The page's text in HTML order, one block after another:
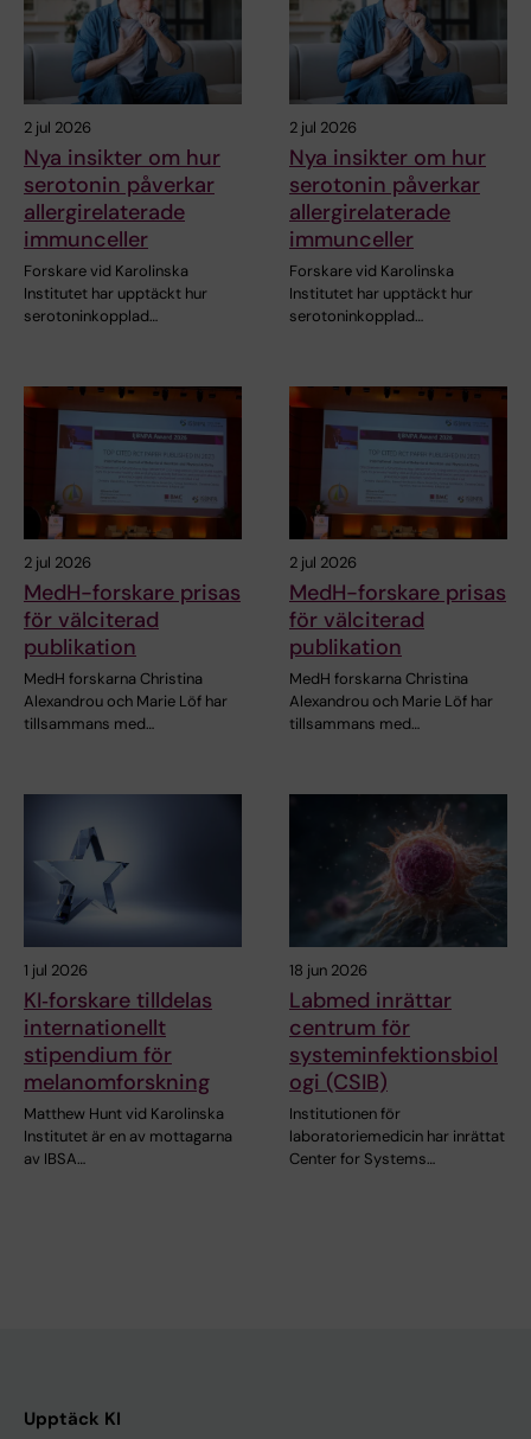
2 jul 2026
Nya insikter om hur
serotonin påverkar
allergirelaterade
immunceller
Forskare vid Karolinska
Institutet har upptäckt hur
serotoninkopplad…
2 jul 2026
Nya insikter om hur
serotonin påverkar
allergirelaterade
immunceller
Forskare vid Karolinska
Institutet har upptäckt hur
serotoninkopplad…
2 jul 2026
MedH-forskare prisas
för välciterad
publikation
MedH forskarna Christina
Alexandrou och Marie Löf har
tillsammans med…
2 jul 2026
MedH-forskare prisas
för välciterad
publikation
MedH forskarna Christina
Alexandrou och Marie Löf har
tillsammans med…
1 jul 2026
KI‑forskare tilldelas
internationellt
stipendium för
melanomforskning
Matthew Hunt vid Karolinska
Institutet är en av mottagarna
av IBSA…
18 jun 2026
Labmed inrättar
centrum för
systeminfektionsbiol
ogi (CSIB)
Institutionen för
laboratoriemedicin har inrättat
Center for Systems…
Upptäck KI